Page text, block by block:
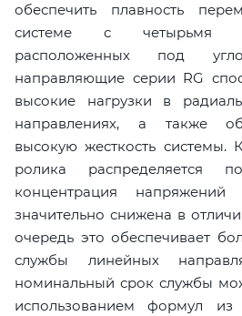
обеспечить плавность
системе с четырьмя
расположенных под
направляющие серии RG
высокие нагрузки в
направлениях, а также
высокую жесткость системы.
ролика распределяется
концентрация
значительно снижена в
очередь это обеспечивает
службы линейных
номинальный срок службы
использованием формул